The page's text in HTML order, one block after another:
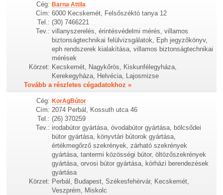
Cég: Barna Attila
Cím: 6000 Kecskemét, Felsőszéktó tanya 12
Tel.: (30) 7466221
Tev.: villanyszerelés, érintésvédelmi mérés, villamos
biztonságtechnikai felülvizsgálatok, Eph jegyzőkönyv,
eph rendszerek kialakítása, villamos biztonságtechnikai
mérések
Körzet: Kecskemét, Nagykőrös, Kiskunfélegyháza,
Kerekegyháza, Helvécia, Lajosmizse
Tovább a részletes cégadatokhoz »
Cég: KorAgBútor
Cím: 2074 Perbál, Kossuth utca 46
Tel.: (26) 370259
Tev.: irodabútor gyártása, óvodabútor gyártása, bölcsődei
bútor gyártása, könyvtári bútorok gyártása,
értékmegőrző szekrények, zárható szekrények
gyártása, tantermi közösségi bútor, öltözőszekrények
gyártása, orvosi bútor gyártása, kórházi berendezések
gyártása
Körzet: Perbál, Budapest, Székesfehérvár, Kecskemét,
Veszprém, Miskolc